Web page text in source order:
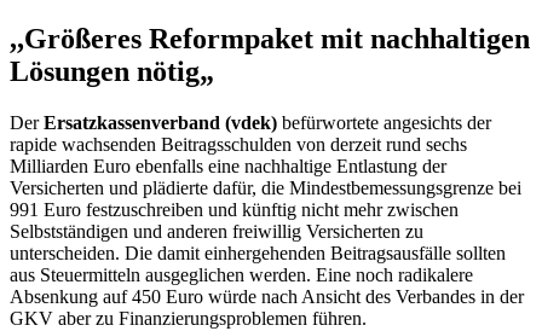
,,Größeres Reformpaket mit nachhaltigen
Lösungen nötig„
DerErsatzkassenverband (vdek) befürwortete angesichts der
rapide wachsenden Beitragsschulden von derzeit rund sechs
Milliarden Euro ebenfalls eine nachhaltige Entlastung der
Versicherten und plädierte dafür, die Mindestbemessungsgrenze bei
991 Euro festzuschreiben und künftig nicht mehr zwischen
Selbstständigen und anderen freiwillig Versicherten zu
unterscheiden. Die damit einhergehenden Beitragsausfälle sollten
aus Steuermitteln ausgeglichen werden. Eine noch radikalere
Absenkung auf 450 Euro würde nach Ansicht des Verbandes in der
GKV aber zu Finanzierungsproblemen führen.